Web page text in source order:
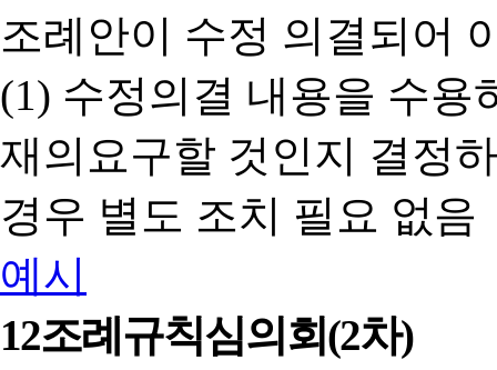
조례안이 수정 의결되어
(1) 수정의결 내용을 수용
재의요구할 것인지 결정
경우 별도 조치 필요 없음
예시
12조례규칙심의회(2차)